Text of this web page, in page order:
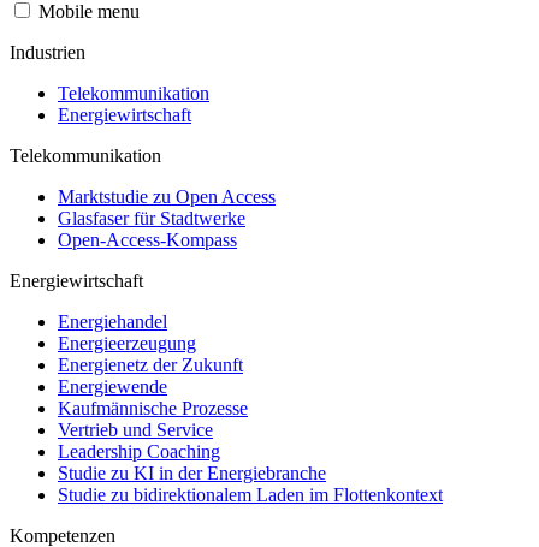
Mobile menu
Industrien
Telekommunikation
Energiewirtschaft
Telekommunikation
Marktstudie zu Open Access
Glasfaser für Stadtwerke
Open-Access-Kompass
Energiewirtschaft
Energiehandel
Energieerzeugung
Energienetz der Zukunft
Energiewende
Kaufmännische Prozesse
Vertrieb und Service
Leadership Coaching
Studie zu KI in der Energiebranche
Studie zu bidirektionalem Laden im Flottenkontext
Kompetenzen